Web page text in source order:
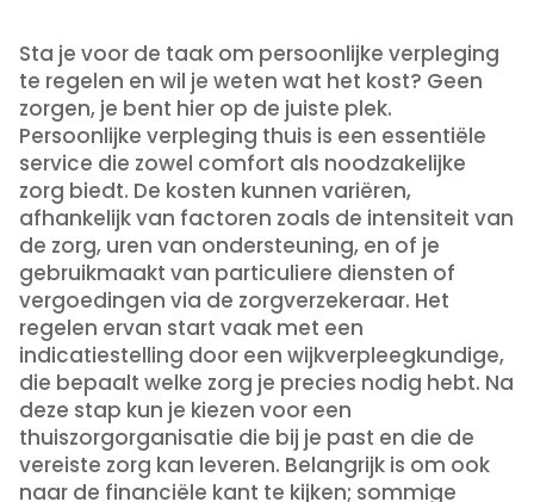
Sta je voor de taak om persoonlijke verpleging
te regelen en wil je weten wat het kost? Geen
zorgen, je bent hier op de juiste plek.
Persoonlijke verpleging thuis is een essentiële
service die zowel comfort als noodzakelijke
zorg biedt. De kosten kunnen variëren,
afhankelijk van factoren zoals de intensiteit van
de zorg, uren van ondersteuning, en of je
gebruikmaakt van particuliere diensten of
vergoedingen via de zorgverzekeraar. Het
regelen ervan start vaak met een
indicatiestelling door een wijkverpleegkundige,
die bepaalt welke zorg je precies nodig hebt. Na
deze stap kun je kiezen voor een
thuiszorgorganisatie die bij je past en die de
vereiste zorg kan leveren. Belangrijk is om ook
naar de financiële kant te kijken; sommige